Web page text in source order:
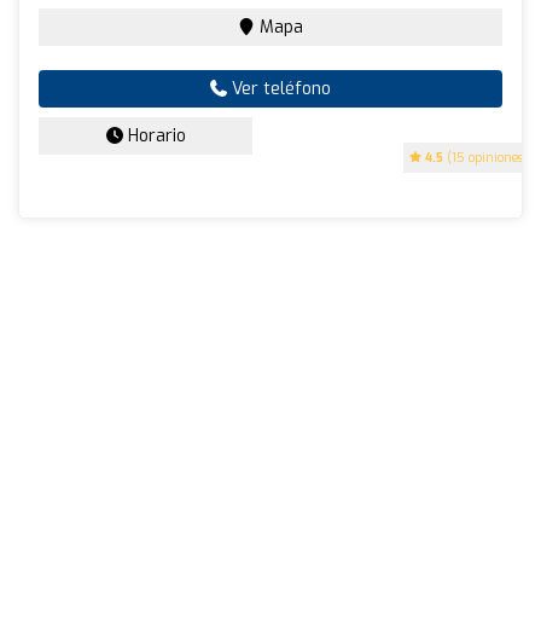
4.5 (15 opiniones)
Mapa
Ver teléfono
Horario